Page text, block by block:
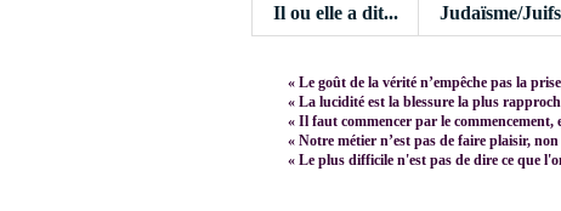
Il ou elle a dit... Judaïsme/Juifs
« Le goût de la vérité n’empêche pas la
« La lucidité est la blessure la plus
« Il faut commencer par le
« Notre métier n’est pas de faire plaisir,
« Le plus difficile n'est pas de dire ce que